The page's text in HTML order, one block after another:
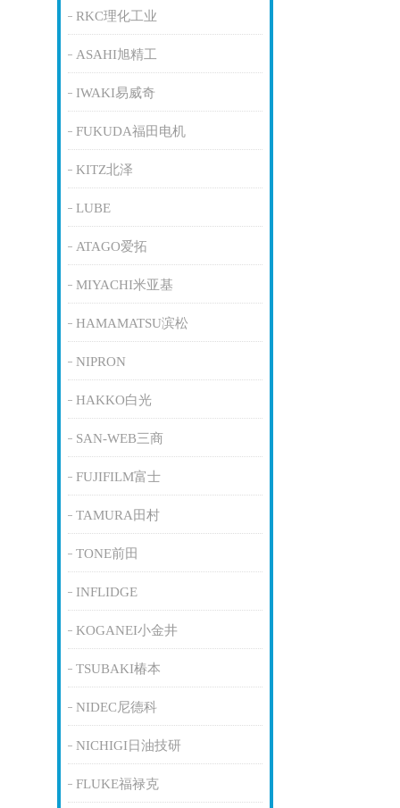
RKC理化工业
ASAHI旭精工
IWAKI易威奇
FUKUDA福田电机
KITZ北泽
LUBE
ATAGO爱拓
MIYACHI米亚基
HAMAMATSU滨松
NIPRON
HAKKO白光
SAN-WEB三商
FUJIFILM富士
TAMURA田村
TONE前田
INFLIDGE
KOGANEI小金井
TSUBAKI椿本
NIDEC尼德科
NICHIGI日油技研
FLUKE福禄克